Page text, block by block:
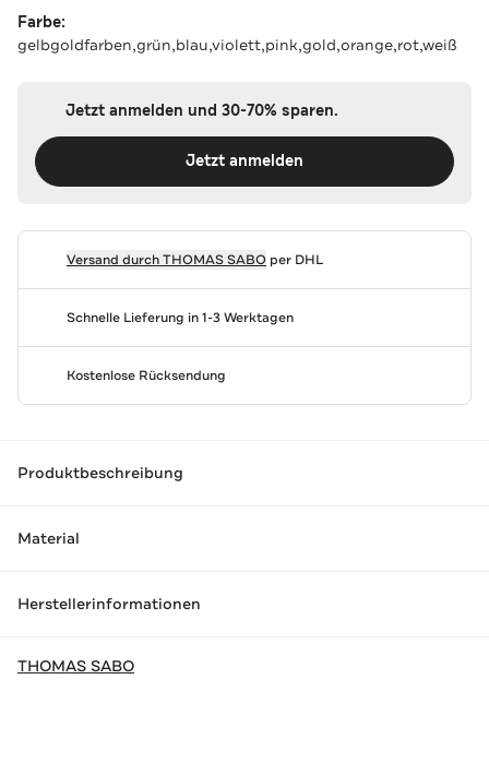
Farbe:
gelbgoldfarben,grün,blau,violett,pink,gold,orange,rot,weiß
Jetzt anmelden und 30-70% sparen.
Jetzt anmelden
Versand durchTHOMAS SABOper DHL
Schnelle Lieferung in 1-3 Werktagen
Kostenlose Rücksendung
Produktbeschreibung
Material
Herstellerinformationen
THOMAS SABO